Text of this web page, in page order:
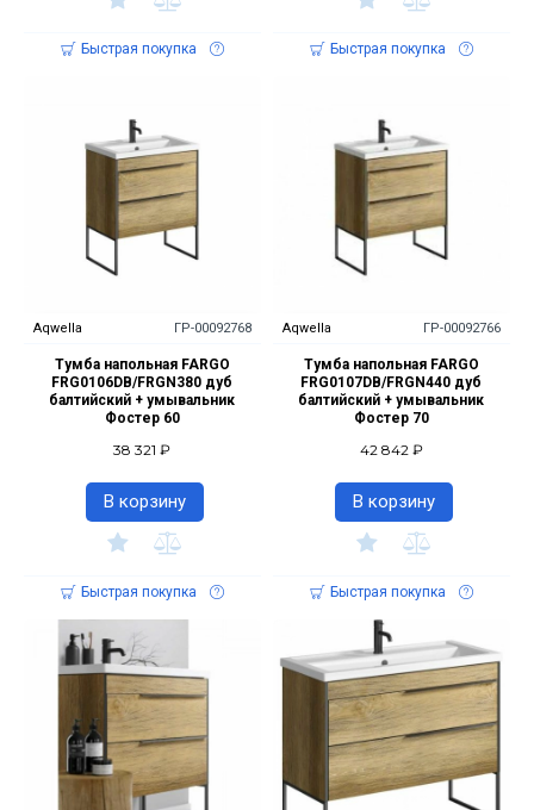
Быстрая покупка Быстрая покупка
Aqwella ГР-00092768
Тумба напольная FARGO
FRG0106DB/FRGN380 дуб
балтийский + умывальник
Фостер 60
38 321 ₽
В корзину
Быстрая покупка
Aqwella ГР-00092766
Тумба напольная FARGO
FRG0107DB/FRGN440 дуб
балтийский + умывальник
Фостер 70
42 842 ₽
В корзину
Быстрая покупка